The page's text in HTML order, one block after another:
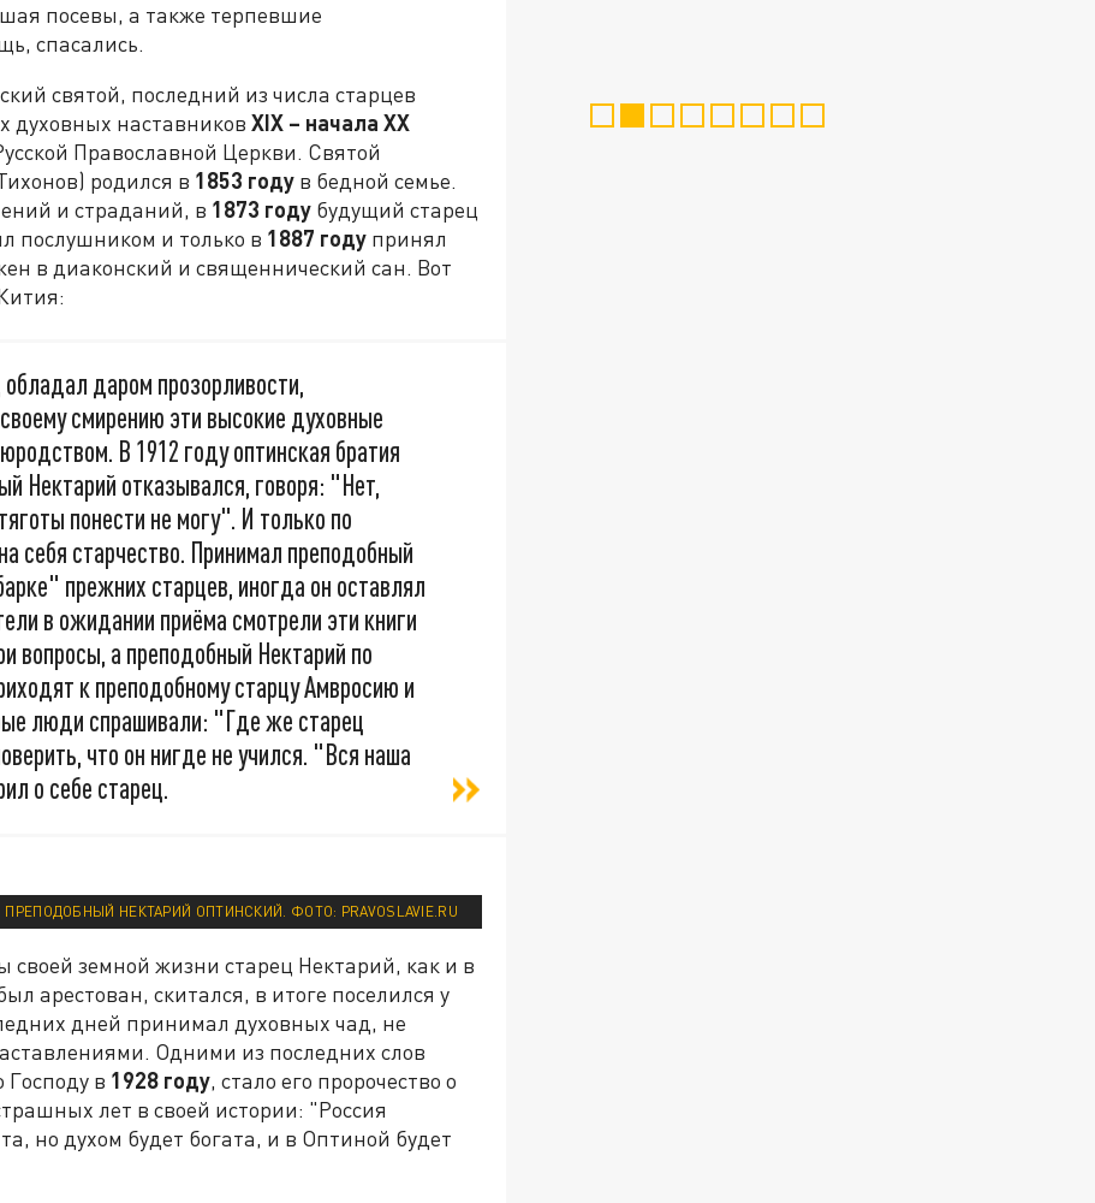
посевы, а также терпевшие
спасались.
святой, последний из числа старцев
духовных наставников XIX – начала XX
Православной Церкви. Святой
родился в 1853 году в бедной семье.
и страданий, в 1873 году будущий старец
послушником и только в 1887 году принял
в диаконский и священнический сан. Вот
даром прозорливости,
смирению эти высокие духовные
В 1912 году оптинская братия
Нектарий отказывался, говоря: "Нет,
понести не могу". И только по
себя старчество. Принимал преподобный
прежних старцев, иногда он оставлял
в ожидании приёма смотрели эти книги
вопросы, а преподобный Нектарий по
к преподобному старцу Амвросию и
люди спрашивали: "Где же старец
что он нигде не учился. "Вся наша
о себе старец.
ПРЕПОДОБНЫЙ НЕКТАРИЙ ОПТИНСКИЙ. ФОТО: PRAVOSLAVIE.RU
земной жизни старец Нектарий, как и в
арестован, скитался, в итоге поселился у
дней принимал духовных чад, не
Одними из последних слов
в 1928 году, стало его пророчество о
лет в своей истории: "Россия
но духом будет богата, и в Оптиной будет